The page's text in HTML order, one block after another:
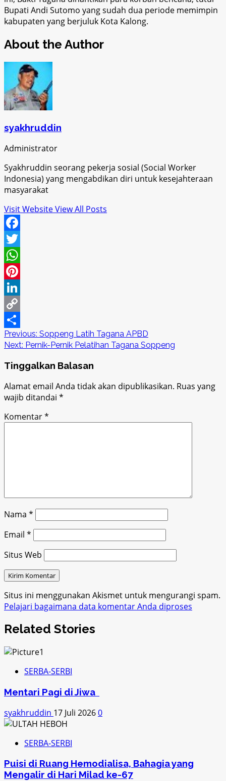
Bupati Andi Sutomo yang sudah dua periode memimpin
kabupaten yang berjuluk Kota Kalong.
About the Author
syakhruddin
Administrator
Syakhruddin seorang pekerja sosial (Social Worker
Indonesia) yang mengabdikan diri untuk kesejahteraan
masyarakat
Visit WebsiteView All Posts
Facebook
Twitter
WhatsApp
Pinterest
LinkedIn
Copy
Link
Share
Post
navigation
Previous: Soppeng Latih Tagana APBD
Next: Pernik-Pernik Pelatihan Tagana Soppeng
Tinggalkan Balasan
Alamat email Anda tidak akan dipublikasikan. Ruas yang
wajib ditandai *
Komentar*
Nama *
Email *
Situs Web
Situs ini menggunakan Akismet untuk mengurangi spam.
Pelajari bagaimana data komentar Anda diproses
Related Stories
SERBA-SERBI
Mentari Pagi di Jiwa
syakhruddin 17 Juli 20260
SERBA-SERBI
Puisi di Ruang Hemodialisa, Bahagia yang
Mengalir di Hari Milad ke-67